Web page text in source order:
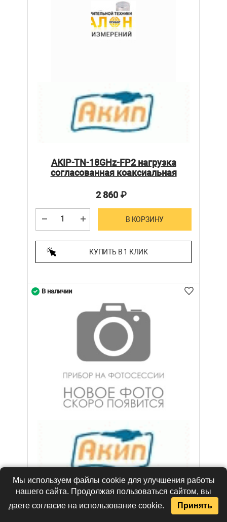
AKIP-TN-18GHz-FP2 нагрузка
согласованная коаксиальная
2 860₽
В КОРЗИНУ
КУПИТЬ В 1 КЛИК
AKIP-AN-18G-MFP2L06
аттенюаторы коаксиальные
В наличии
Мы используем файлы cookie для улучшения работы
нашего сайта. Продолжая пользоваться сайтом, вы
даете согласие на использование cookie.
Принять